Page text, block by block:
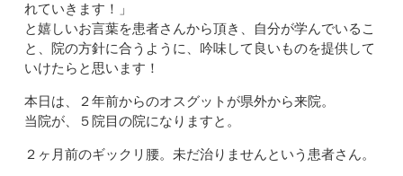
れていきます！」
と嬉しいお言葉を患者さんから頂き、自分が学んでいるこ
と、院の方針に合うように、吟味して良いものを提供して
いけたらと思います！
本日は、２年前からのオスグットが県外から来院。
当院が、５院目の院になりますと。
２ヶ月前のギックリ腰。未だ治りませんという患者さん。